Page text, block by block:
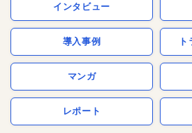
インタビュー
導入事例
マンガ
レポート